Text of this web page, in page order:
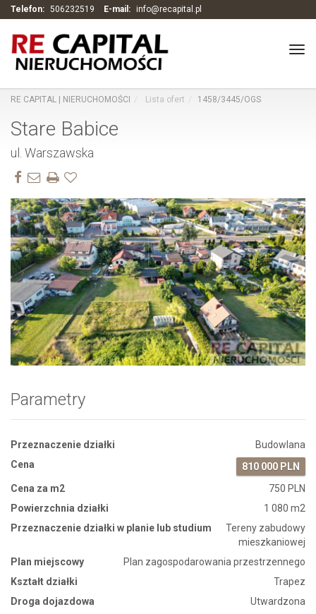
Telefon: 506232519 E-mail: info@recapital.pl
RE CAPITAL | NIERUCHOMOŚCI Lista ofert 1458/3445/OGS
Stare Babice
ul. Warszawska
Zdjęcie 1
Parametry
Przeznaczenie działki
Budowlana
Cena
810 000 PLN
Cena za m2
750 PLN
Powierzchnia działki
1 080 m2
Przeznaczenie działki w planie lub studium
Tereny zabudowy
mieszkaniowej
Plan miejscowy
Plan zagospodarowania przestrzennego
Kształt działki
Trapez
Droga dojazdowa
Utwardzona